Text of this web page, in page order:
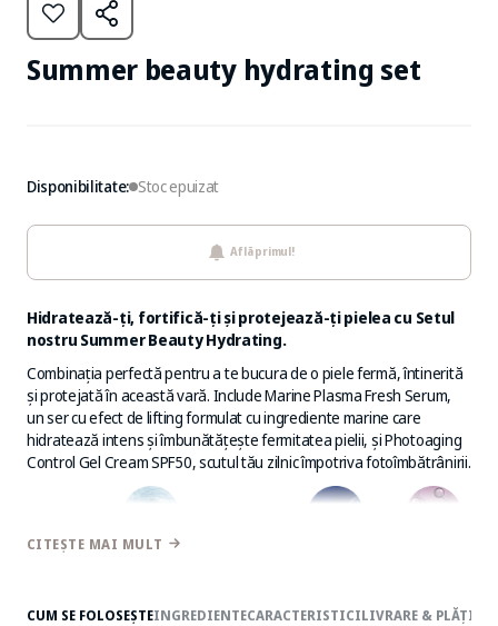
Summer beauty hydrating set
Disponibilitate: Stoc epuizat
Află primul!
Hidratează-ți, fortifică-ți și protejează-ți pielea cu Setul
nostru Summer Beauty Hydrating.
Combinația perfectă pentru a te bucura de o piele fermă, întinerită
și protejată în această vară. Include Marine Plasma Fresh Serum,
un ser cu efect de lifting formulat cu ingrediente marine care
hidratează intens și îmbunătățește fermitatea pielii, și Photoaging
Control Gel Cream SPF50, scutul tău zilnic împotriva fotoîmbătrânirii.
CONCENTRAT DE APĂ DE MARE
CITEȘTE MAI MULT
CUM SE FOLOSEȘTEINGREDIENTECARACTERISTICILIVRARE & PLĂȚI